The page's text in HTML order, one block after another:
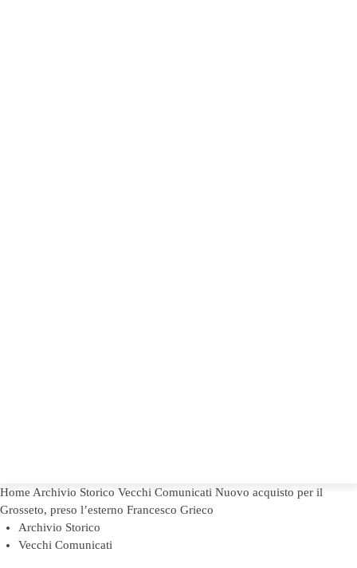
Home Archivio Storico Vecchi Comunicati Nuovo acquisto per il
Grosseto, preso l’esterno Francesco Grieco
Archivio Storico
Vecchi Comunicati